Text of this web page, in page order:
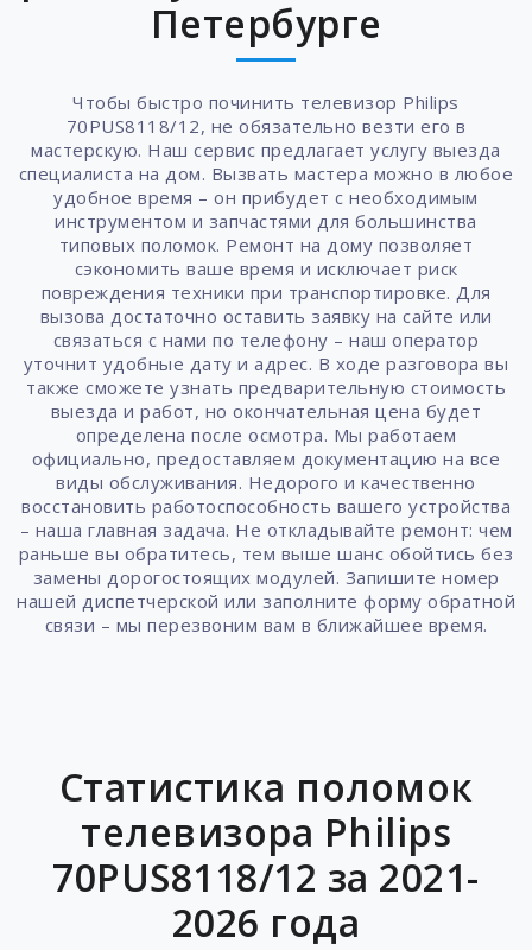
Петербурге
Чтобы быстро починить телевизор Philips
70PUS8118/12, не обязательно везти его в
мастерскую. Наш сервис предлагает услугу выезда
специалиста на дом. Вызвать мастера можно в любое
удобное время – он прибудет с необходимым
инструментом и запчастями для большинства
типовых поломок. Ремонт на дому позволяет
сэкономить ваше время и исключает риск
повреждения техники при транспортировке. Для
вызова достаточно оставить заявку на сайте или
связаться с нами по телефону – наш оператор
уточнит удобные дату и адрес. В ходе разговора вы
также сможете узнать предварительную стоимость
выезда и работ, но окончательная цена будет
определена после осмотра. Мы работаем
официально, предоставляем документацию на все
виды обслуживания. Недорого и качественно
восстановить работоспособность вашего устройства
– наша главная задача. Не откладывайте ремонт: чем
раньше вы обратитесь, тем выше шанс обойтись без
замены дорогостоящих модулей. Запишите номер
нашей диспетчерской или заполните форму обратной
связи – мы перезвоним вам в ближайшее время.
Статистика поломок
телевизора Philips
70PUS8118/12 за 2021-
2026 года